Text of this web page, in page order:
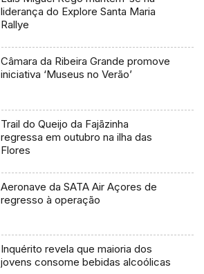
liderança do Explore Santa Maria
Rallye
Câmara da Ribeira Grande promove
iniciativa ‘Museus no Verão’
Trail do Queijo da Fajãzinha
regressa em outubro na ilha das
Flores
Aeronave da SATA Air Açores de
regresso à operação
Inquérito revela que maioria dos
jovens consome bebidas alcoólicas